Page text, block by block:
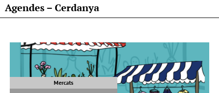
Agendes – Cerdanya
Mercats